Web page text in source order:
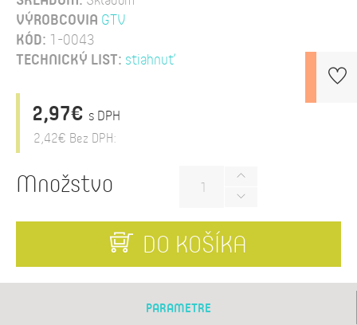
VÝROBCOVIA GTV
KÓD: 1-0043
TECHNICKÝ LIST: stiahnuť
2,97€ s DPH
2,42€ Bez DPH:
Množstvo
DO KOŠÍKA
PARAMETRE